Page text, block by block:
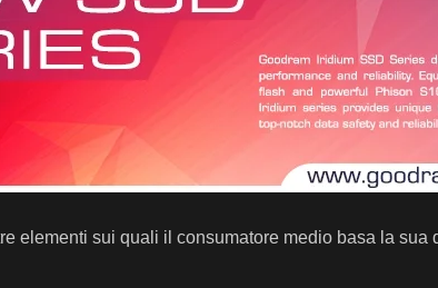
elementi sui quali il consumatore medio basa la sua